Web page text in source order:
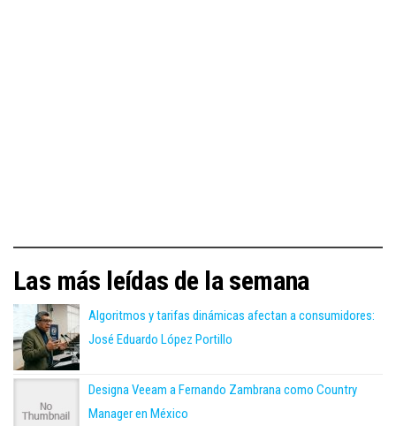
Las más leídas de la semana
Algoritmos y tarifas dinámicas afectan a consumidores:
José Eduardo López Portillo
Designa Veeam a Fernando Zambrana como Country
Manager en México